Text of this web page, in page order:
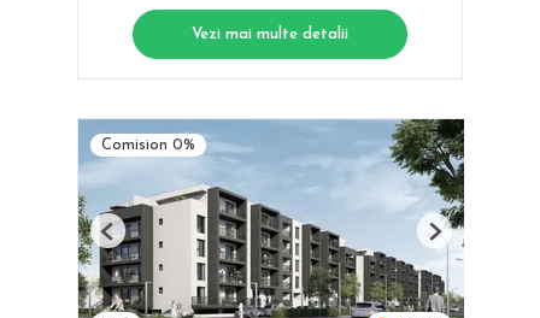
Vezi mai multe detalii
Comision 0%
Previous Next